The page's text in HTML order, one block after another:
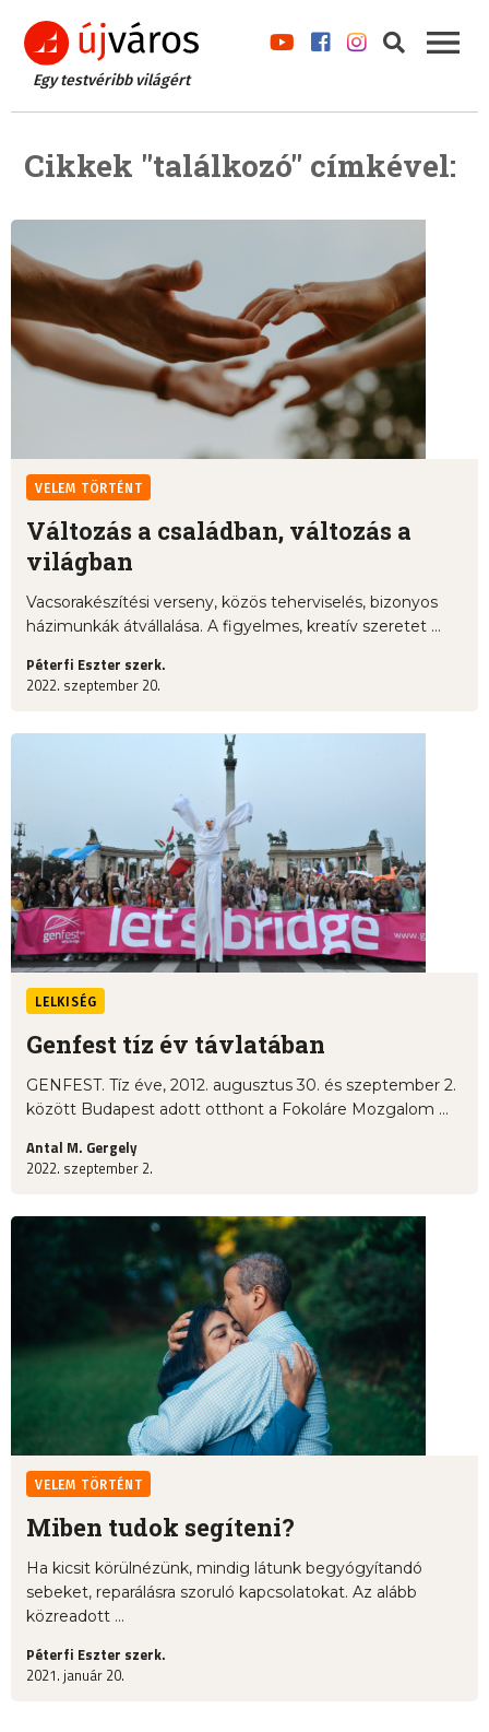
Egy testvéribb világért
Cikkek "találkozó" címkével:
VELEM TÖRTÉNT
Változás a családban, változás a
világban
Vacsorakészítési verseny, közös teherviselés, bizonyos
házimunkák átvállalása. A figyelmes, kreatív szeretet ...
Péterfi Eszter szerk.
2022. szeptember 20.
LELKISÉG
Genfest tíz év távlatában
GENFEST. Tíz éve, 2012. augusztus 30. és szeptember 2.
között Budapest adott otthont a Fokoláre Mozgalom ...
Antal M. Gergely
2022. szeptember 2.
VELEM TÖRTÉNT
Miben tudok segíteni?
Ha kicsit körülnézünk, mindig látunk begyógyítandó
sebeket, reparálásra szoruló kapcsolatokat. Az alább
közreadott ...
Péterfi Eszter szerk.
2021. január 20.